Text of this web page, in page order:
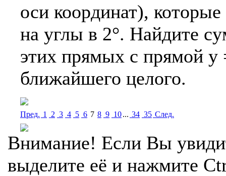
оси координат),
на углы в 2°. Найдите
этих прямых с прямой y
ближайшего целого.
Пред. 1 2 3 4 5 6 7 8 9 10... 34 35 Cлед.
Внимание! Если Вы
выделите её и нажмите